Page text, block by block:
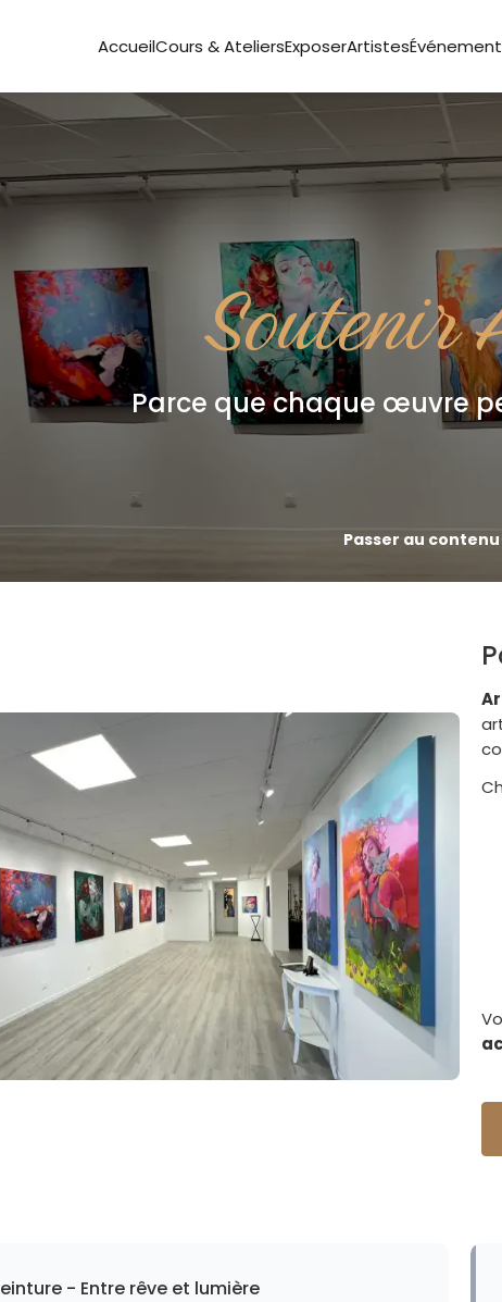
AccueilCours & AteliersExposerArtistes
Passer au
Soutenir
Parce que chaque œuvre
- Entre rêve et lumière